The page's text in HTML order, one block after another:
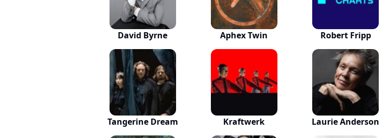
David Byrne Aphex Twin Robert Fripp
Tangerine Dream Kraftwerk Laurie Anderson